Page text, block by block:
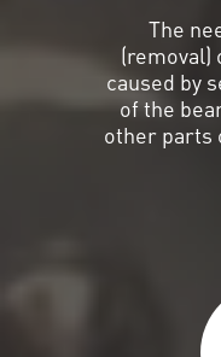
The
(removal)
caused by
of the
other parts